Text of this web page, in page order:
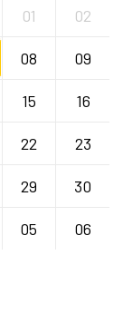
01 02
08 09
15 16
22 23
29 30
05 06